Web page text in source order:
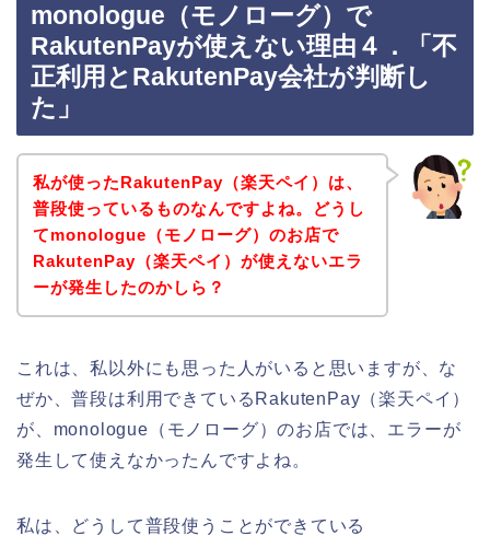
monologue（モノローグ）で
RakutenPayが使えない理由４．「不
正利用とRakutenPay会社が判断し
た」
私が使ったRakutenPay（楽天ペイ）は、
普段使っているものなんですよね。どうし
てmonologue（モノローグ）のお店で
RakutenPay（楽天ペイ）が使えないエラ
ーが発生したのかしら？
これは、私以外にも思った人がいると思いますが、な
ぜか、普段は利用できているRakutenPay（楽天ペイ）
が、monologue（モノローグ）のお店では、エラーが
発生して使えなかったんですよね。
私は、どうして普段使うことができている